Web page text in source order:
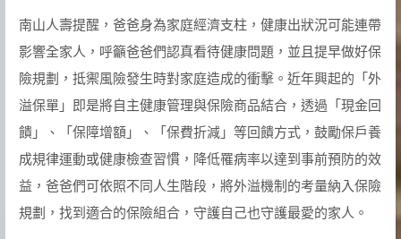
南山人壽提醒，爸爸身為家庭經濟支柱，健康出狀況可能連帶
影響全家人，呼籲爸爸們認真看待健康問題，並且提早做好保
險規劃，抵禦風險發生時對家庭造成的衝擊。近年興起的「外
溢保單」即是將自主健康管理與保險商品結合，透過「現金回
饋」、「保障增額」、「保費折減」等回饋方式，鼓勵保戶養
成規律運動或健康檢查習慣，降低罹病率以達到事前預防的效
益，爸爸們可依照不同人生階段，將外溢機制的考量納入保險
規劃，找到適合的保險組合，守護自己也守護最愛的家人。